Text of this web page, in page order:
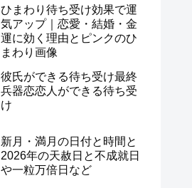
ひまわり待ち受け効果で運
気アップ｜恋愛・結婚・金
運に効く理由とピンクのひ
まわり画像
彼氏ができる待ち受け最終
兵器恋恋人ができる待ち受
け
新月・満月の日付と時間と
2026年の天赦日と不成就日
や一粒万倍日など